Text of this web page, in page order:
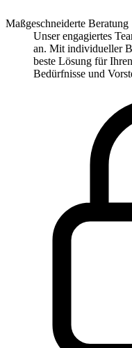
Maßgeschneiderte Beratung
Unser engagiertes
an. Mit individueller
beste Lösung für
Bedürfnisse und